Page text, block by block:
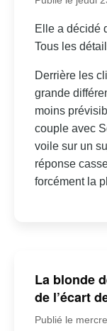
Elle a décidé
Tous les
Derrière les
grande
moins
couple avec
voile sur un
réponse
forcément la
La blonde
de l’écart
Publié le